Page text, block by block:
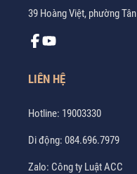
39 Hoàng Việt, phường
LIÊN HỆ
Hotline: 19003330
Di động: 084.696.7979
Zalo: Công ty Luật ACC